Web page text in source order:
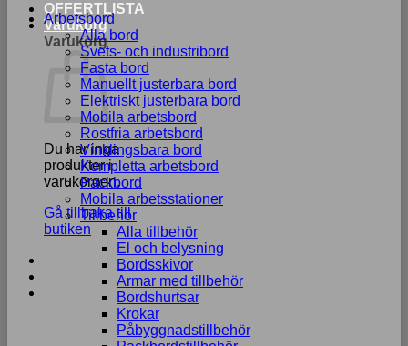
OFFERTLISTA
Varukorg
Varukorg
Du har inga
produkter i
varukorgen.
Gå tillbaka till
butiken
Arbetsbord
Alla bord
Svets- och industribord
Fasta bord
Manuellt justerbara bord
Elektriskt justerbara bord
Mobila arbetsbord
Rostfria arbetsbord
Vinklingsbara bord
Kompletta arbetsbord
Packbord
Mobila arbetsstationer
Tillbehör
Alla tillbehör
El och belysning
Bordsskivor
Armar med tillbehör
Bordshurtsar
Krokar
Påbyggnadstillbehör